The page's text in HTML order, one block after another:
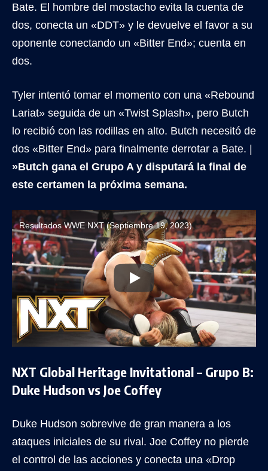
Bate. El hombre del mostacho evita la cuenta de
dos, conecta un «DDT» y le devuelve el favor a su
oponente conectando un «Bitter End»; cuenta en
dos.
Tyler intentó tomar el momento con una «Rebound
Lariat» seguida de un «Twist Splash», pero Butch
lo recibió con las rodillas en alto. Butch necesitó de
dos «Bitter End» para finalmente derrotar a Bate. |
»Butch gana el Grupo A y disputará la final de
este certamen la próxima semana.
Resultados WWE NXT (Septiembre 19, 2023)
NXT Global Heritage Invitational – Grupo B:
Duke Hudson vs Joe Coffey
Duke Hudson sobrevive de gran manera a los
ataques iniciales de su rival. Joe Coffey no pierde
el control de las acciones y conecta una «Drop